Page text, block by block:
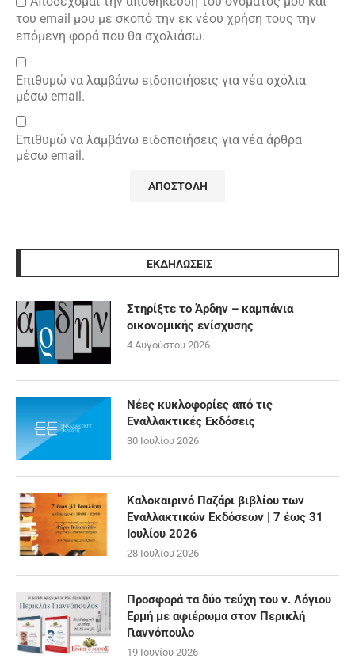
του email μου με σκοπό την εκ νέου χρήση τους την
επόμενη φορά που θα σχολιάσω.
Επιθυμώ να λαμβάνω ειδοποιήσεις για νέα σχόλια
μέσω email.
Επιθυμώ να λαμβάνω ειδοποιήσεις για νέα άρθρα
μέσω email.
ΕΚΔΗΛΩΣΕΙΣ
Στηρίξτε το Άρδην – καμπάνια
οικονομικής ενίσχυσης
4 Αυγούστου 2026
Νέες κυκλοφορίες από τις
Εναλλακτικές Εκδόσεις
30 Ιουλίου 2026
Καλοκαιρινό Παζάρι βιβλίου των
Εναλλακτικών Εκδόσεων | 7 έως 31
Ιουλίου 2026
28 Ιουλίου 2026
Προσφορά τα δύο τεύχη του ν. Λόγιου
Ερμή με αφιέρωμα στον Περικλή
Γιαννόπουλο
19 Ιουνίου 2026